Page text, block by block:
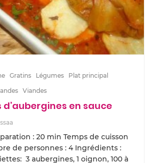
Gratins Légumes
Plat principal
Viandes
en sauce
: 20 min Temps de cuisson
de personnes : 4 Ingrédients :
3 aubergines, 1 oignon, 100 à